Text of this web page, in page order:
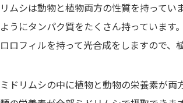
リムシは動物と植物両方の性質を持ってい
ようにタンパク質をたくさん持っています
ロロフィルを持って光合成をしますので、
ミドリムシの中に植物と動物の栄養素が